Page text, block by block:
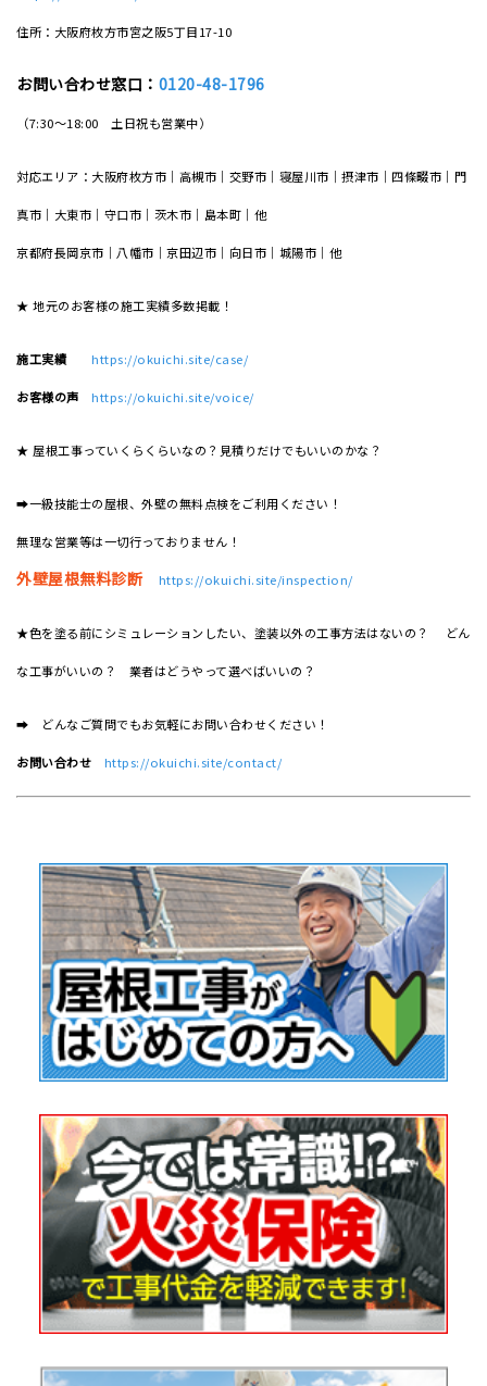
住所：大阪府枚方市宮之阪5丁目17-10
お問い合わせ窓口： 0120-48-1796
（7:30～18:00 土日祝も営業中）
対応エリア：大阪府枚方市｜高槻市｜交野市｜寝屋川市｜摂津市｜四條畷市｜門
真市｜大東市｜守口市｜茨木市｜島本町｜他
京都府長岡京市｜八幡市｜京田辺市｜向日市｜城陽市｜他
★ 地元のお客様の施工実績多数掲載！
施工実績 https://okuichi.site/case/
お客様の声 https://okuichi.site/voice/
★ 屋根工事っていくらくらいなの？見積りだけでもいいのかな？
➡一級技能士の屋根、外壁の無料点検をご利用ください！
無理な営業等は一切行っておりません！
外壁屋根無料診断 https://okuichi.site/inspection/
★色を塗る前にシミュレーションしたい、塗装以外の工事方法はないの？ どん
な工事がいいの？ 業者はどうやって選べばいいの？
➡ どんなご質問でもお気軽にお問い合わせください！
お問い合わせ https://okuichi.site/contact/